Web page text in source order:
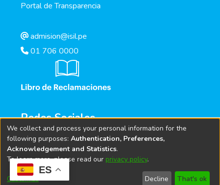
ES
Portal de Transparencia
admision@isil.pe
01 706 0000
Redes Sociales
We collect and process your personal information for the
following purposes: Authentication, Preferences,
Acknowledgement and Statistics.
To learn more, please read our privacy policy.
Customize Decline That's ok